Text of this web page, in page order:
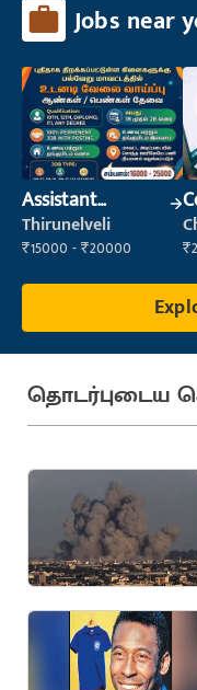
Jobs near
Assistant
Manager
Thirunelveli
₹15000 - ₹20000
தொடர்புடைய